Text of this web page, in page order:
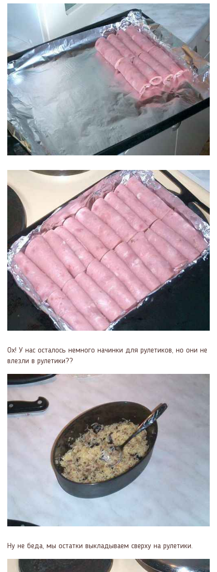
Ох! У нас осталось немного начинки для рулетиков, но они не
влезли в рулетики??
Ну не беда, мы остатки выкладываем сверху на рулетики.